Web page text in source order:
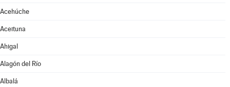
Acehúche
Aceituna
Ahigal
Alagón del Río
Albalá